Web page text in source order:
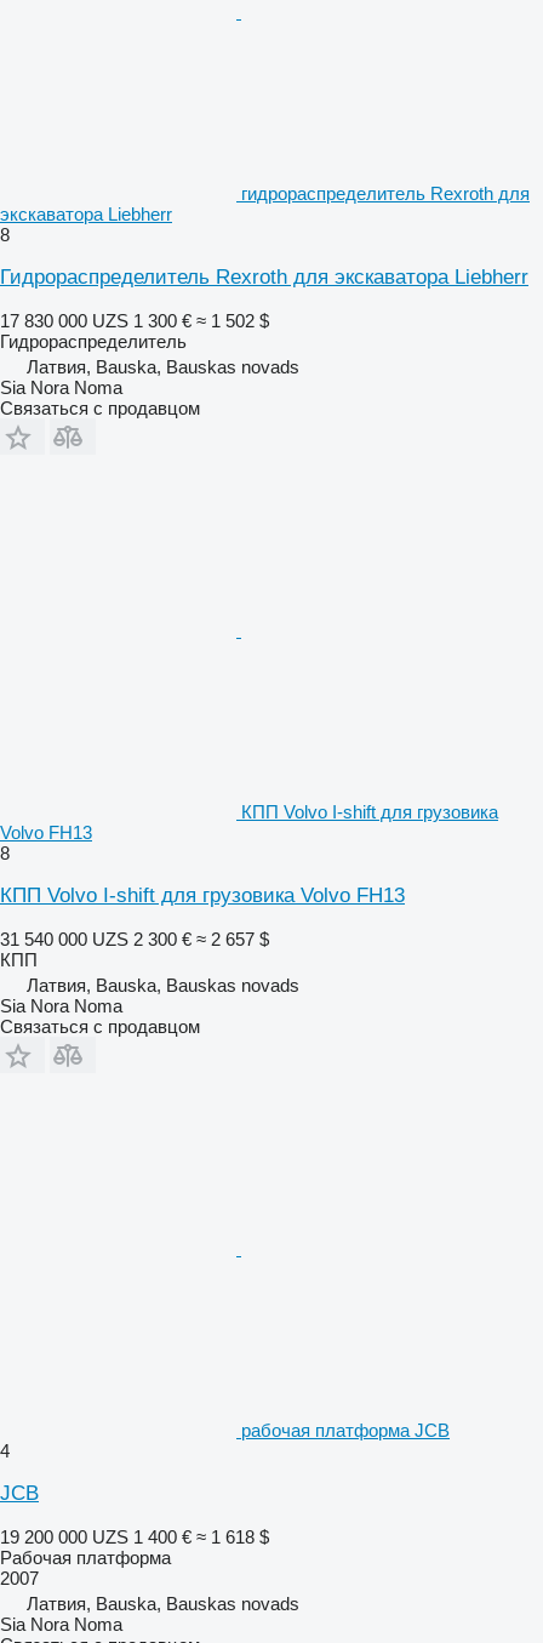
гидрораспределитель Rexroth для
экскаватора Liebherr
8
Гидрораспределитель Rexroth для экскаватора Liebherr
17 830 000 UZS 1 300 € ≈ 1 502 $
Гидрораспределитель
Латвия, Bauska, Bauskas novads
Sia Nora Noma
Связаться с продавцом
КПП Volvo I-shift для грузовика
Volvo FH13
8
КПП Volvo I-shift для грузовика Volvo FH13
31 540 000 UZS 2 300 € ≈ 2 657 $
КПП
Латвия, Bauska, Bauskas novads
Sia Nora Noma
Связаться с продавцом
рабочая платформа JCB
4
JCB
19 200 000 UZS 1 400 € ≈ 1 618 $
Рабочая платформа
2007
Латвия, Bauska, Bauskas novads
Sia Nora Noma